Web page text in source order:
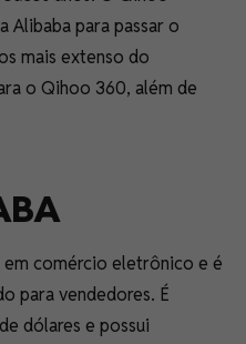
Alibaba para passar o
mais extenso do
o Qihoo 360, além de
em comércio eletrônico e é
para vendedores. É
dólares e possui